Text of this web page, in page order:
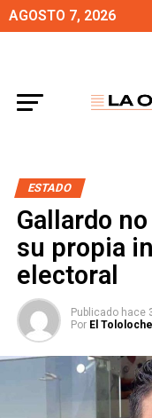
AGOSTO 7, 2026
ESTADO
Gallardo
su propia
electoral
Publicado hace
Por El Tololoche